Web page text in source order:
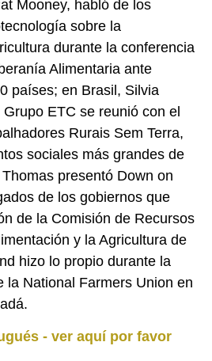
Mooney, habló de los
sobre la
durante la conferencia
Alimentaria ante
países; en Brasil, Silvia
ETC se reunió con el
Rurais Sem Terra,
sociales más grandes de
presentó Down on
de los gobiernos que
de la Comisión de Recursos
y la Agricultura de
hizo lo propio durante la
la National Farmers Union en
- ver aquí por favor